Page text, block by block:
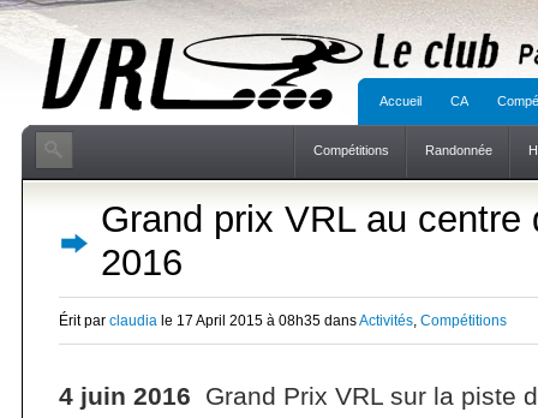
Accueil CA
Compétitions Randonnée
Grand prix VRL au centre
2016
Érit par claudia le 17 April 2015 à 08h35 dansActivités, Compétitions
4 juin 2016 Grand Prix VRL sur la piste